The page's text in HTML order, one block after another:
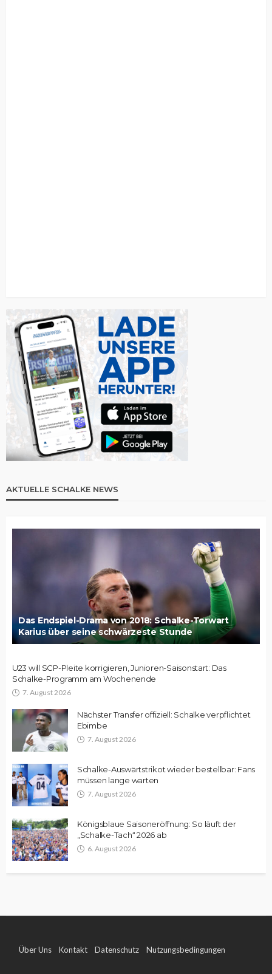
AKTUELLE SCHALKE NEWS
Das Endspiel-Drama von 2018: Schalke-Torwart
Karius über seine schwärzeste Stunde
U23 will SCP-Pleite korrigieren, Junioren-Saisonstart: Das
Schalke-Programm am Wochenende
7. August 2026
Nächster Transfer offiziell: Schalke verpflichtet
Ebimbe
7. August 2026
Schalke-Auswärtstrikot wieder bestellbar: Fans
müssen lange warten
7. August 2026
Königsblaue Saisoneröffnung: So läuft der
„Schalke-Tach“ 2026 ab
6. August 2026
Über Uns Kontakt Datenschutz Nutzungsbedingungen